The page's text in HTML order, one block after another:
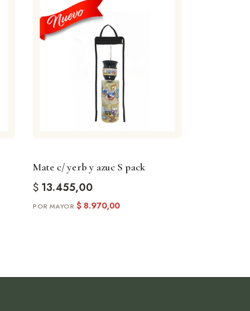
Mate c/ yerb y azuc S pack
$ 13.455,00
$ 8.970,00